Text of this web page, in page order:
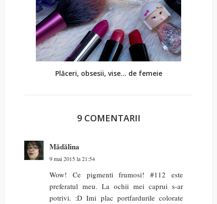
Plăceri, obsesii, vise... de femeie
9 COMENTARII
Mădălina
9 mai 2015 la 21:54
Wow! Ce pigmenti frumosi! #112 este
preferatul meu. La ochii mei caprui s-ar
potrivi. :D Imi plac portfardurile colorate